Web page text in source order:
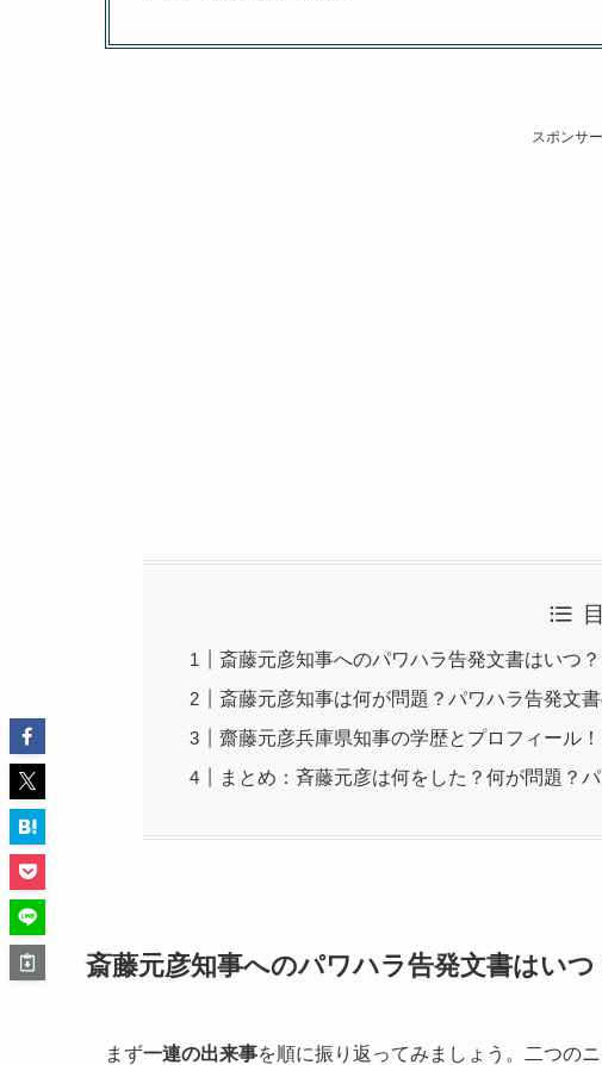
スポンサ
斎藤元彦知事へのパワハラ告発文書はいつ
斎藤元彦知事は何が問題？パワハラ告発文
齋藤元彦兵庫県知事の学歴とプロフィール！
まとめ：斉藤元彦は何をした？何が問題？
斎藤元彦知事へのパワハラ告発文書はい
まず一連の出来事を順に振り返ってみましょう。二つの